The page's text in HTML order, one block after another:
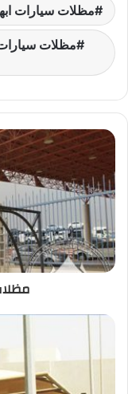
مظلات سيارات
مظلات سيارات